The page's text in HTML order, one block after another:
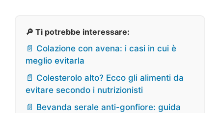
🔎 Ti potrebbe interessare:
📄 Colazione con avena: i casi in cui è
meglio evitarla
📄 Colesterolo alto? Ecco gli alimenti da
evitare secondo i nutrizionisti
📄 Bevanda serale anti-gonfiore: guida